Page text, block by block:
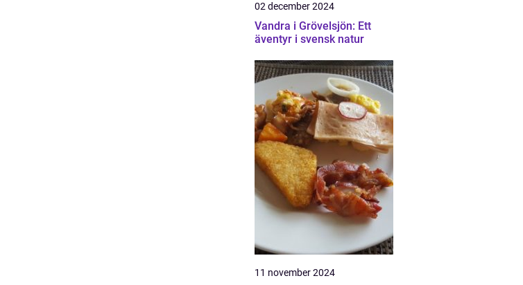
02 december 2024
Vandra i Grövelsjön: Ett
äventyr i svensk natur
11 november 2024